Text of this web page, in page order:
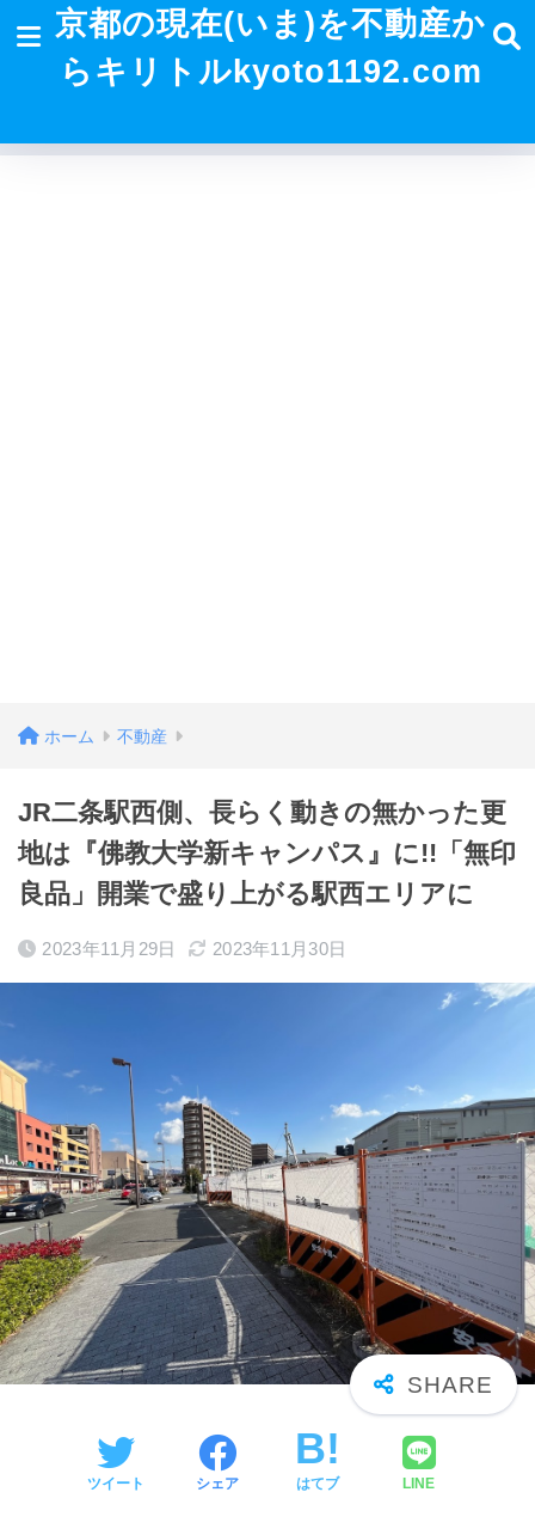
京都の現在(いま)を不動産か
らキリトルkyoto1192.com
ホーム 不動産
JR二条駅西側、長らく動きの無かった更
地は『佛教大学新キャンパス』に!!「無印
良品」開業で盛り上がる駅西エリアに
2023年11月29日 2023年11月30日
ツイート シェア はてブ LINE